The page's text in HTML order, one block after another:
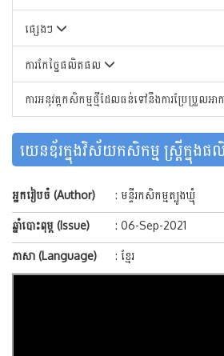
ផ្សេងៗ
ការកែច្នៃផលិតផល
ការអនុវត្តកសិកម្មថ្មីដែលធន់ទៅនឹងការប្រែប្រួលអា
យេនឌ័រក្នុងវិស័យកសិកម្ម ស្រ្តីក្នុងផ
អ្នករៀបចំ (Author)
: មន្ទីរកសិកម្មត្បូងឃ្មុំ
ឆ្នាំបោះពុម្ព (Issue) : 06-Sep-2021
ភាសា (Language) : ខ្មែរ